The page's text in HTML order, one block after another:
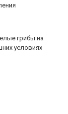
грибы на
условиях